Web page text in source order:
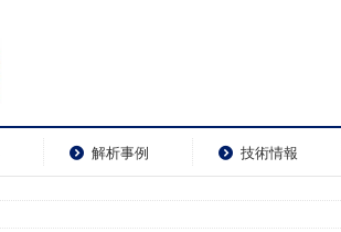
解析事例 技術情報